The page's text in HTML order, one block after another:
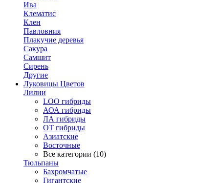
Ива
Клематис
Клен
Павловния
Плакучие деревья
Сакура
Самшит
Сирень
Другие
Луковицы Цветов
Лилии
LOO гибриды
АОА гибриды
ЛА гибриды
ОТ гибриды
Азиатские
Восточные
Все категории (10)
Тюльпаны
Бахромчатые
Гигантские